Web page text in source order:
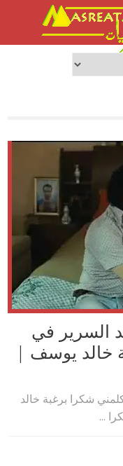
السرير في
خالد يوسف |
شكرا برغبة خالد
...